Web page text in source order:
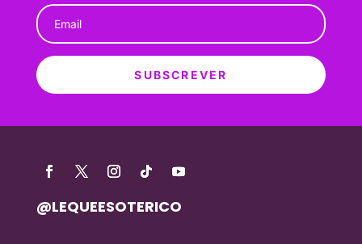
SUBSCREVER
@LEQUEESOTERICO